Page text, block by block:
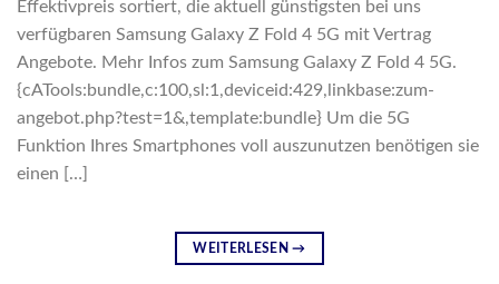
Effektivpreis sortiert, die aktuell günstigsten bei uns
verfügbaren Samsung Galaxy Z Fold 4 5G mit Vertrag
Angebote. Mehr Infos zum Samsung Galaxy Z Fold 4 5G.
{cATools:bundle,c:100,sl:1,deviceid:429,linkbase:zum-
angebot.php?test=1&,template:bundle} Um die 5G
Funktion Ihres Smartphones voll auszunutzen benötigen sie
einen […]
WEITERLESEN→